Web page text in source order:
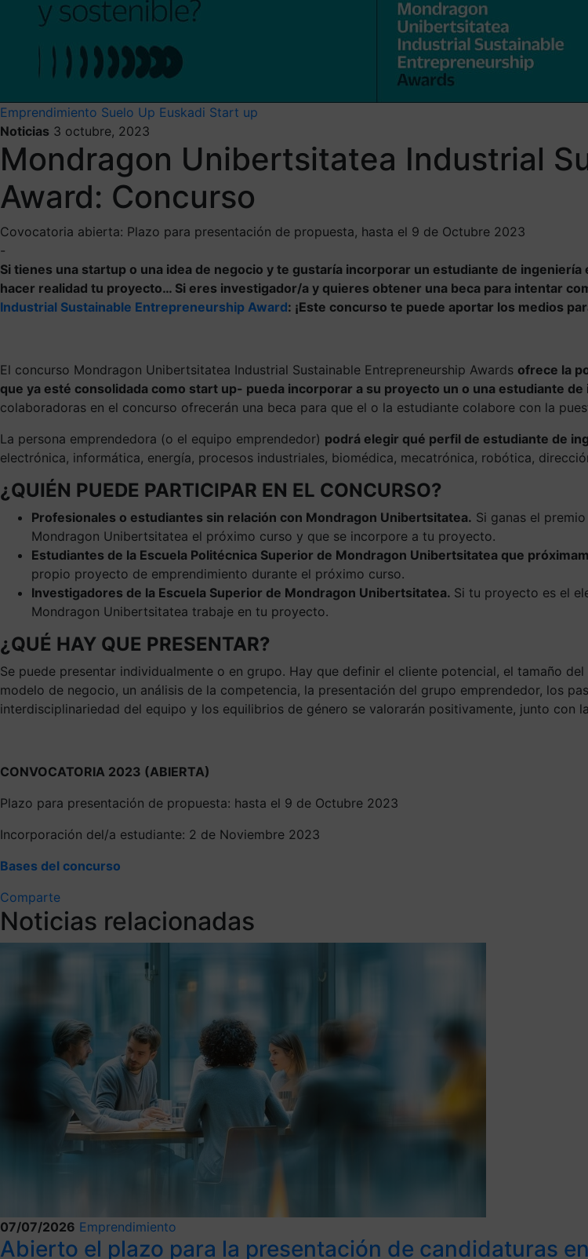
Emprendimiento Suelo Up Euskadi Start up
Noticias 3 octubre, 2023
Mondragon Unibertsitatea Industrial
Award: Concurso
Covocatoria abierta: Plazo para presentación de propuesta, hasta el 9 de Octubre 2023
-
Si tienes una startup o una idea de negocio y te gustaría incorporar un estudiante de ingeniería
hacer realidad tu proyecto… Si eres investigador/a y quieres obtener una beca para intentar
Industrial Sustainable Entrepreneurship Award: ¡Este concurso te puede aportar los medios
El concurso Mondragon Unibertsitatea Industrial Sustainable Entrepreneurship Awards ofrece la
que ya esté consolidada como start up- pueda incorporar a su proyecto un o una estudiante
colaboradoras en el concurso ofrecerán una beca para que el o la estudiante colabore con la
La persona emprendedora (o el equipo emprendedor) podrá elegir qué perfil de estudiante de
electrónica, informática, energía, procesos industriales, biomédica, mecatrónica, robótica,
¿QUIÉN PUEDE PARTICIPAR EN EL CONCURSO?
Profesionales o estudiantes sin relación con Mondragon Unibertsitatea. Si ganas el
Mondragon Unibertsitatea el próximo curso y que se incorpore a tu proyecto.
Estudiantes de la Escuela Politécnica Superior de Mondragon Unibertsitatea que
propio proyecto de emprendimiento durante el próximo curso.
Investigadores de la Escuela Superior de Mondragon Unibertsitatea. Si tu proyecto es el
Mondragon Unibertsitatea trabaje en tu proyecto.
¿QUÉ HAY QUE PRESENTAR?
Se puede presentar individualmente o en grupo. Hay que definir el cliente potencial, el tamaño
modelo de negocio, un análisis de la competencia, la presentación del grupo emprendedor, los
interdisciplinariedad del equipo y los equilibrios de género se valorarán positivamente, junto con
CONVOCATORIA 2023 (ABIERTA)
Plazo para presentación de propuesta: hasta el 9 de Octubre 2023
Incorporación del/a estudiante: 2 de Noviembre 2023
Bases del concurso
Comparte
Noticias relacionadas
07/07/2026 Emprendimiento
Abierto el plazo para la presentación de candidaturas